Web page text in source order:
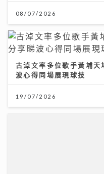
08/07/2026
古淖文率多位歌手黃埔
波心得同場展現球技
19/07/2026